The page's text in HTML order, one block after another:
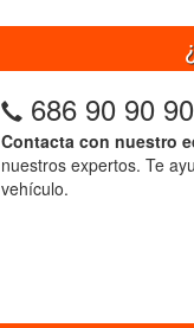
686 90 90 90
Contacta con nuestro
nuestros expertos. Te
vehículo.